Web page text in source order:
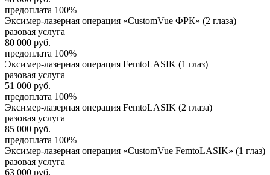
предоплата 100%
Эксимер-лазерная операция «CustomVue ФРК» (2 глаза)
разовая услуга
80 000 руб.
предоплата 100%
Эксимер-лазерная операция FemtoLASIK (1 глаз)
разовая услуга
51 000 руб.
предоплата 100%
Эксимер-лазерная операция FemtoLASIK (2 глаза)
разовая услуга
85 000 руб.
предоплата 100%
Эксимер-лазерная операция «CustomVue FemtoLASIK» (1 глаз)
разовая услуга
63 000 руб.